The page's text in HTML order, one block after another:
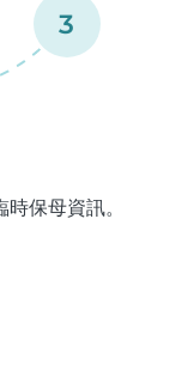
3
保母資訊。